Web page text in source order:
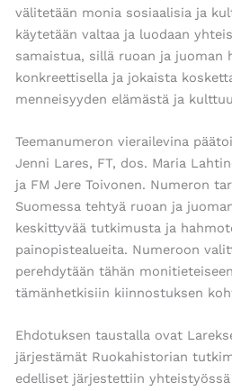
välitetään monia sosiaalisia ja
käytetään valtaa ja luodaan
samaistua, sillä ruoan ja juoman
konkreettisella ja jokaista
menneisyyden elämästä ja
Teemanumeron vierailevina
Jenni Lares, FT, dos. Maria
ja FM Jere Toivonen. Numeron
Suomessa tehtyä ruoan ja
keskittyvää tutkimusta ja
painopistealueita. Numeroon
perehdytään tähän
tämänhetkisiin kiinnostuksen
Ehdotuksen taustalla ovat
järjestämät Ruokahistorian
edelliset järjestettiin